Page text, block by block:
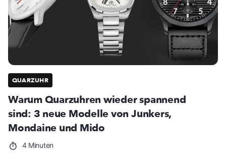
QUARZUHR
Warum Quarzuhren wieder spannend
sind: 3 neue Modelle von Junkers,
Mondaine und Mido
4 Minuten